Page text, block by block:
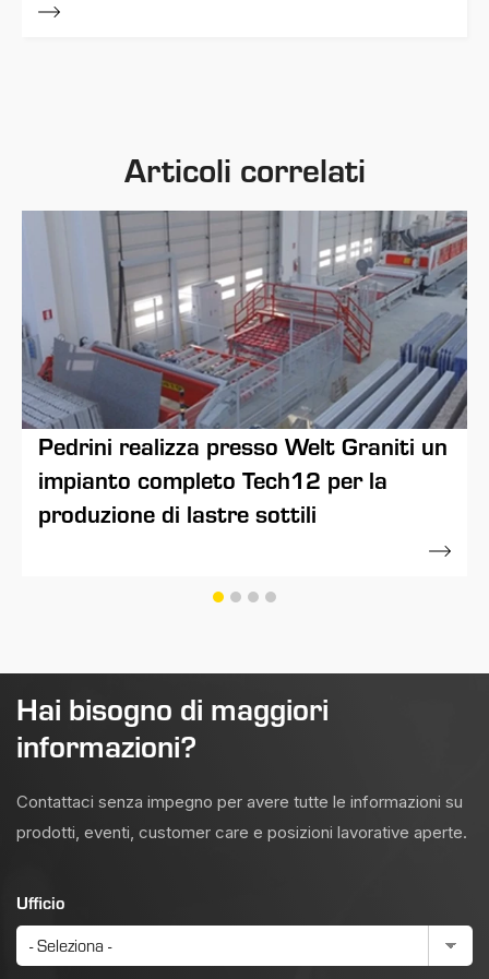
Articoli correlati
Pedrini realizza presso Welt Graniti un
impianto completo Tech12 per la
produzione di lastre sottili
Hai bisogno di maggiori
informazioni?
Contattaci senza impegno per avere tutte le informazioni su
prodotti, eventi, customer care e posizioni lavorative aperte.
Ufficio